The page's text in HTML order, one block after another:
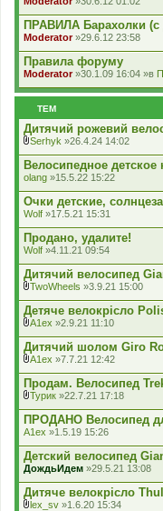
а
д
е
н
н
я
ПРАВИЛА Барахолки (с
Moderator»29.6.12 23:58
Правила форуму
Moderator»30.1.09 16:04 »в
ТЕМ
Дитячий рожевий
к
л
а
д
е
н
н
я
Serhyk »26.4.24 14:02
Велосипедное
olang »15.5.22 15:22
Очки детские,
Wolf »17.5.21 15:31
Продано, удалите!
Wolf »4.11.21 09:54
Дитячий велосипед
к
л
а
д
е
н
н
я
TwoWheels »3.9.21 15:00
Детяче велокрісло
к
л
а
д
е
н
н
я
A1ex »2.9.21 11:10
Дитячий шолом Giro
к
л
а
д
е
н
н
я
A1ex »7.7.21 12:42
Продам. Велосипед
В
к
л
а
д
е
н
н
я
Турик »22.7.21 17:18
ПРОДАНО Велосипед
A1ex »1.5.19 15:26
Детский велосипед
ДождьИдем »29.5.21 13:08
Дитяче велокрісло
lex_sv »1.6.20 15:34